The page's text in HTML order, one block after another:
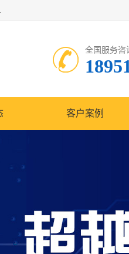
，具备较强的成套供货、服务能力。
全国服务咨
客户案例